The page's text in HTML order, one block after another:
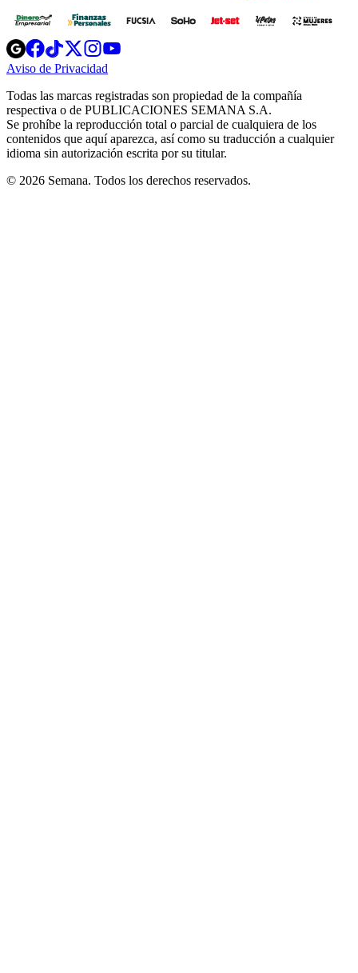
Opens
in
new
Opens
in
new
Opens
in
new
window
Opens
new
windowwindow
Aviso de Privacidad
new
window
Todas las marcas registradas son propiedad de la compañía
respectiva o de PUBLICACIONES SEMANA S.A.
Se prohíbe la reproducción total o parcial de cualquiera de los
contenidos que aquí aparezca, así como su traducción a cualquier
idioma sin autorización escrita por su titular.
© 2026 Semana. Todos los derechos reservados.